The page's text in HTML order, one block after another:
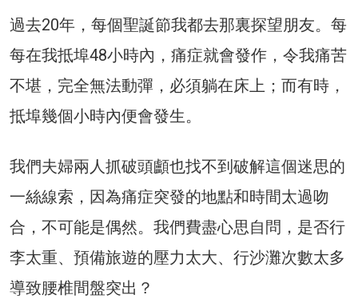
過去20年，每個聖誕節我都去那裏探望朋友。每
每在我抵埠48小時內，痛症就會發作，令我痛苦
不堪，完全無法動彈，必須躺在床上；而有時，
抵埠幾個小時內便會發生。
我們夫婦兩人抓破頭顱也找不到破解這個迷思的
一絲線索，因為痛症突發的地點和時間太過吻
合，不可能是偶然。我們費盡心思自問，是否行
李太重、預備旅遊的壓力太大、行沙灘次數太多
導致腰椎間盤突出？